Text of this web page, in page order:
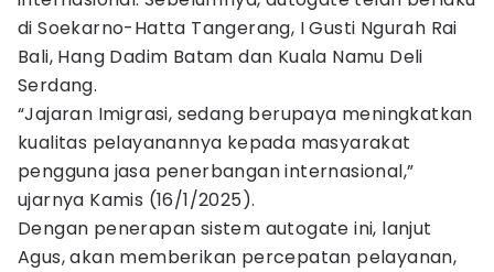
di Soekarno-Hatta Tangerang, I Gusti Ngurah Rai
Bali, Hang Dadim Batam dan Kuala Namu Deli
Serdang.
“Jajaran Imigrasi, sedang berupaya meningkatkan
kualitas pelayanannya kepada masyarakat
pengguna jasa penerbangan internasional,”
ujarnya Kamis (16/1/2025).
Dengan penerapan sistem autogate ini, lanjut
Agus, akan memberikan percepatan pelayanan,